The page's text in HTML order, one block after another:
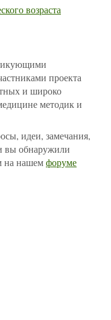
возраста
проекта
и широко
методик и
идеи, замечания,
вы обнаружили
на нашемфоруме